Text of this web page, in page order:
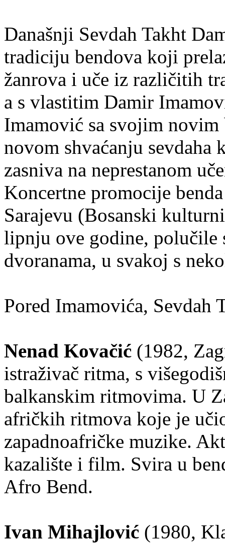
Današnji Sevdah Takht
tradiciju bendova koji
žanrova i uče iz različitih
a s vlastitim Damir
Imamović sa svojim
novom shvaćanju sevdaha
zasniva na neprestanom
Koncertne promocije
Sarajevu (Bosanski
lipnju ove godine, polučile
dvoranama, u svakoj s
Pored Imamovića, Sevdah
Nenad Kovačić (1982,
istraživač ritma, s
balkanskim ritmovima. U
afričkih ritmova koje je
zapadnoafričke muzike.
kazalište i film. Svira u
Afro Bend.
Ivan Mihajlović (1980,